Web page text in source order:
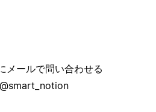
メールで問い合わせる